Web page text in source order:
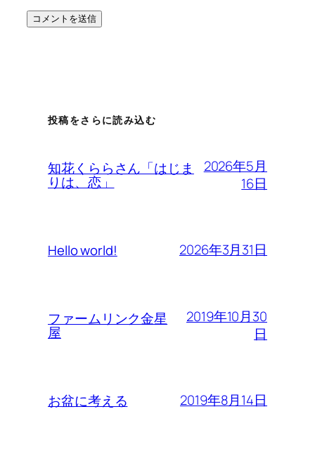
投稿をさらに読み込む
知花くららさん「はじま
りは、恋」
2026年5月
16日
Hello world! 2026年3月31日
ファームリンク金星
屋
2019年10月30
日
お盆に考える 2019年8月14日